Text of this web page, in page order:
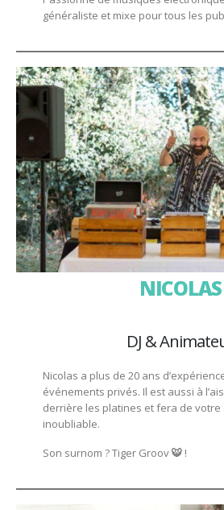
généraliste et mixe pour tous les
NICOLAS
DJ &
Nicolas a plus de 20 ans
événements privés. Il est aussi à
derrière les platines et fera de
inoubliable.
Son surnom ? Tiger Groov🐯!